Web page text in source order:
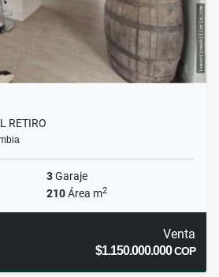
RETIRO
3Garaje
210Área m2
Venta
$1.150.000.000COP